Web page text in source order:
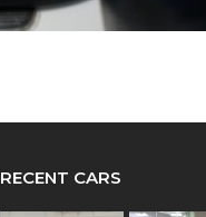
RECENT CARS